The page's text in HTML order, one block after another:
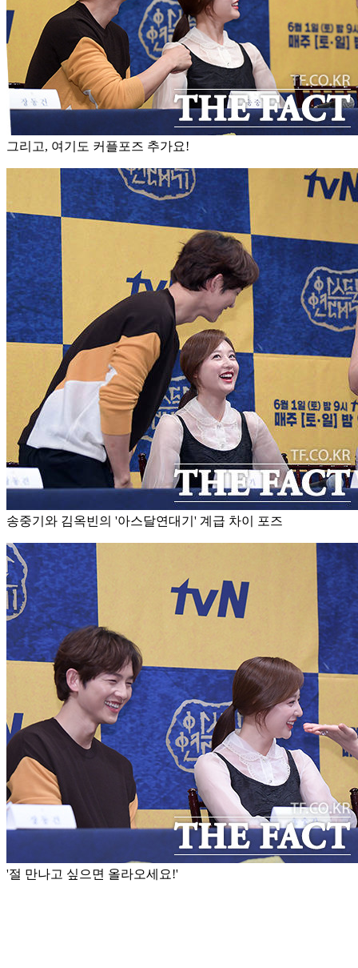
그리고, 여기도 커플포즈 추가요!
송중기와 김옥빈의 '아스달연대기' 계급 차이 포즈
'절 만나고 싶으면 올라오세요!'